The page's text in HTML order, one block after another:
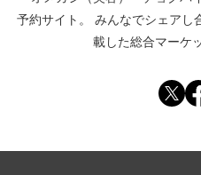
予約サイト。
みんなでシェアし
載した総合マーケ